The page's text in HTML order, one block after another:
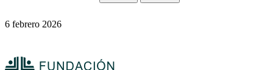
6 febrero 2026